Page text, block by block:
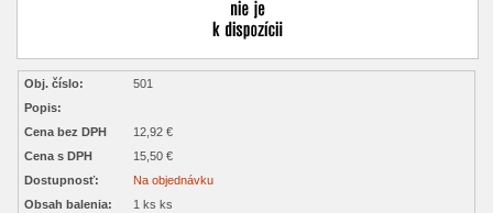
Obj. číslo:
501
Popis:
Cena bez DPH
12,92 €
Cena s DPH
15,50 €
Dostupnosť:
Na objednávku
Obsah balenia:
1 ks ks